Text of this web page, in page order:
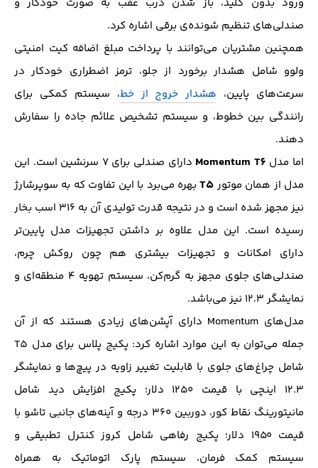
ورود بدون کلید، باز شدن درب عقب به صورت خودکار و
صندلی‌های تنظیم شونده‌ی برقی اشاره کرد.
همچنین مشتریان می‌توانند با پرداخت مبلغ اضافه کیت امنیتی
ولوو شامل هشدار برخورد از جلو، ترمز اضطراری خودکار در
سرعت‌های پایین، هشدار خروج از خط، سیستم کمکی برای
رانندگی بین خطوط، و سیستم تشخیص علائم جاده را سفارش
دهند.
اما مدل Momentum T6‌
دارای صندلی برای ۷ سرنشین است. این
مدل از همان موتورT5بهره می‌برد با این تفاوت که به سوپرشارژ
نیز مجهز شده است و در نتیجه قدرت تولیدی آن به ۳۱۶ اسب بخار
رسیده است. این مدل علاوه بر داشتن تجهیزات مدل پایین‌تر
دارای امکانات و تجهیزات بیشتری هم چون روکش چرم،
صندلی‌های جلوی مجهز به گرم‌کن، سیستم تهویه ۴ منطقه‌ای و
نمایشگر ۱۲.۳ نیز می‌باشد.
مدل‌های Momentum دارای آپشن‌های زیادی هستند که از آن
جمله می‌توان به این موارد اشاره کرد: پکیج پلاس برای مدل T5
شامل چراغ‌های جلوی با قابلیت تغییر زاویه در پیچ‌ها و نمایشگر
۱۲.۳ اینچی با قیمت ۱۲۵۰ دلار؛ پکیج افزایش دید شامل
مانیتورینگ نقاط کور، دوربین ۳۶۰ درجه و آینه‌های جانبی تاشو با
قیمت ۱۹۵۰ دلار؛ پکیج رفاهی شامل کروز کنترل تطبیقی و
سیستم کمک فرمان، سیستم پارک اتوماتیک به همراه